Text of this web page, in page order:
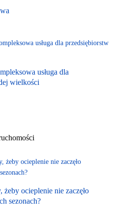
usługa dla
wielkości
żeby ocieplenie nie zaczęło
sezonach?